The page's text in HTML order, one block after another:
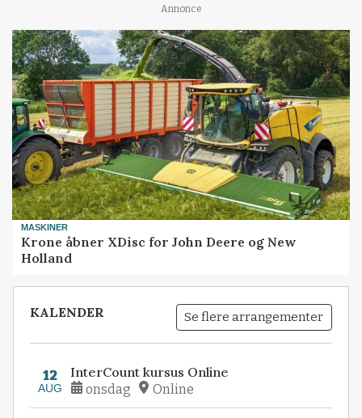
Annonce
MASKINER
Krone åbner XDisc for John Deere og New
Holland
KALENDER Se flere arrangementer
12
AUG
InterCount kursus Online
onsdag Online